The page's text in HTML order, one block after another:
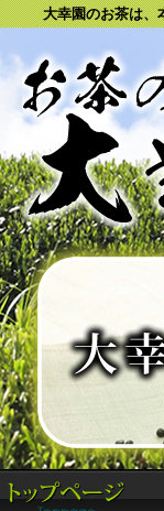
大幸園のお茶は、本場